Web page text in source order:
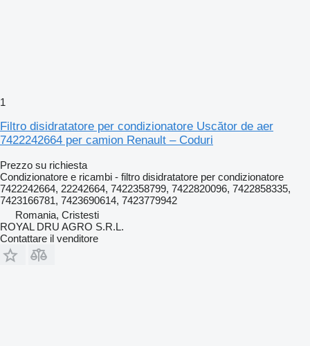
1
Filtro disidratatore per condizionatore Uscător de aer
7422242664 per camion Renault – Coduri
Prezzo su richiesta
Condizionatore e ricambi - filtro disidratatore per condizionatore
7422242664, 22242664, 7422358799, 7422820096, 7422858335,
7423166781, 7423690614, 7423779942
Romania, Cristesti
ROYAL DRU AGRO S.R.L.
Contattare il venditore